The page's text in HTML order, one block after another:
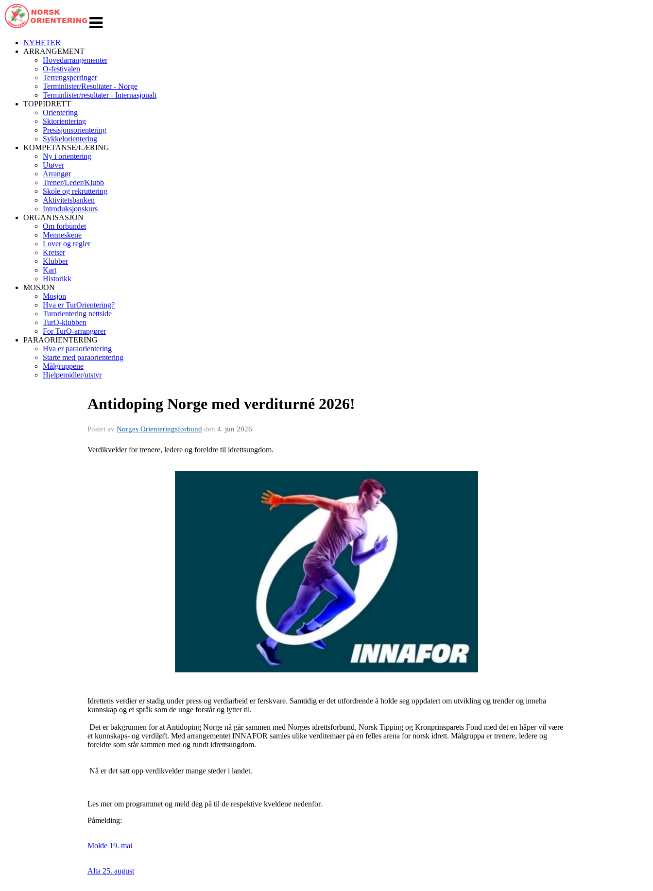
navigasjon
NYHETER
ARRANGEMENT
Hovedarrangementer
O-festivalen
Terrengsperringer
Terminlister/Resultater - Norge
Terminlister/resultater - Internasjonalt
TOPPIDRETT
Orientering
Skiorientering
Presisjonsorientering
Sykkelorientering
KOMPETANSE/LÆRING
Ny i orientering
Utøver
Arrangør
Trener/Leder/Klubb
Skole og rekruttering
Aktivitetsbanken
Introduksjonskurs
ORGANISASJON
Om forbundet
Menneskene
Lover og regler
Kretser
Klubber
Kart
Historikk
MOSJON
Mosjon
Hva er TurOrientering?
Turorientering nettside
TurO-klubben
For TurO-arrangører
PARAORIENTERING
Hva er paraorientering
Starte med paraorientering
Målgruppene
Hjelpemidler/utstyr
Antidoping Norge med verditurné 2026!
Postet av Norges Orienteringsforbund den 4. jun 2026
Verdikvelder for trenere, ledere og foreldre til idrettsungdom.
Idrettens verdier er stadig under press og verdiarbeid er ferskvare. Samtidig er det utfordrende å holde seg oppdatert om utvikling og trender og inneha
kunnskap og et språk som de unge forstår og lytter til.
Det er bakgrunnen for at Antidoping Norge nå går sammen med Norges idrettsforbund, Norsk Tipping og Kronprinsparets Fond med det en håper vil være
et kunnskaps- og verdiløft. Med arrangementet INNAFOR samles ulike verditemaer på en felles arena for norsk idrett. Målgruppa er trenere, ledere og
foreldre som står sammen med og rundt idrettsungdom.
Nå er det satt opp verdikvelder mange steder i landet.
Les mer om programmet og meld deg på til de respektive kveldene nedenfor.
Påmelding:
Molde 19. mai
Alta 25. august